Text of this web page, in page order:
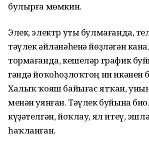
булырға мөмкин.
Элек, электр уты булмағанда,
тәүлек әйләнәһенә йөҙләгән
тормағанда, кешеләр график
гәндә йоҡоһоҙлоҡтоң ни икәнен
Халыҡ ҡояш байығас ятҡан,
менән уянған. Тәүлек буйына
күҙәтелгән, йоҡлау, ял итеү,
һаҡланған.